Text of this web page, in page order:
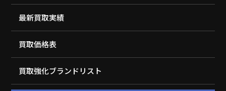
最新買取実績
買取価格表
買取強化ブランドリスト